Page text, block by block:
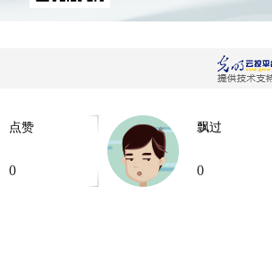
点赞
0
飘过
0